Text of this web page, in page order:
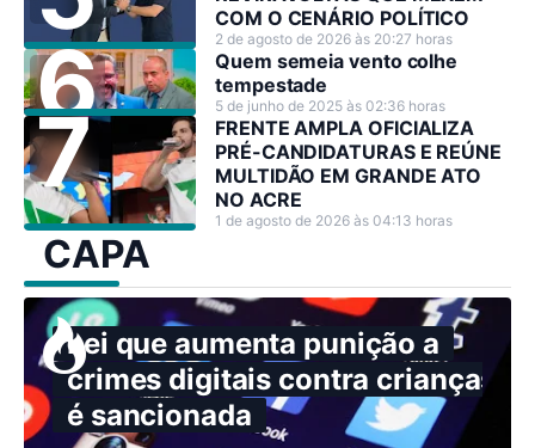
COM O CENÁRIO POLÍTICO
2 de agosto de 2026 às 20:27 horas
Quem semeia vento colhe
tempestade
5 de junho de 2025 às 02:36 horas
FRENTE AMPLA OFICIALIZA
PRÉ-CANDIDATURAS E REÚNE
MULTIDÃO EM GRANDE ATO
NO ACRE
1 de agosto de 2026 às 04:13 horas
CAPA
Lei que aumenta punição a
crimes digitais contra crianças
é sancionada